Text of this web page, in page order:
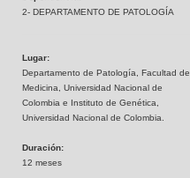
2- DEPARTAMENTO DE PATOLOGÍA
Lugar:
Departamento de Patología, Facultad de
Medicina, Universidad Nacional de
Colombia e Instituto de Genética,
Universidad Nacional de Colombia.
Duración:
12 meses